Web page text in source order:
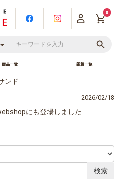
0
商品一覧 新着一覧
ンド
2026/02/18
にも登場しました
検索